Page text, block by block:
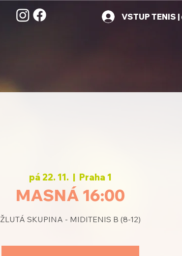
VSTUP TENIS
pá 22. 11.
  |
Praha 1
MASNÁ 16:00
ŽLUTÁ SKUPINA - MIDITENIS B (8-12)